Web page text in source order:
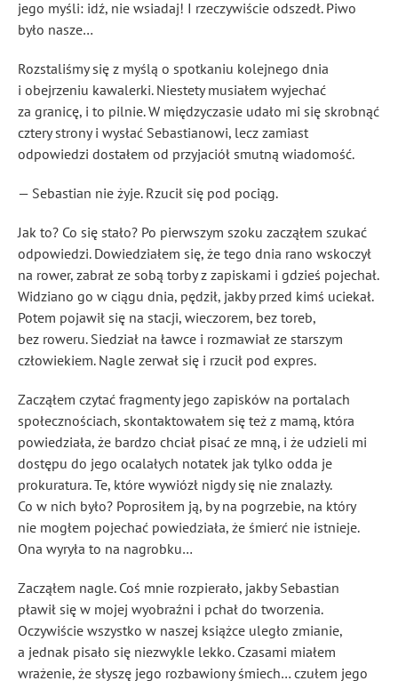
jego myśli: idź, nie wsiadaj! I rzeczywiście odszedł. Piwo
było nasze…
Rozstaliśmy się z myślą o spotkaniu kolejnego dnia
i obejrzeniu kawalerki. Niestety musiałem wyjechać
za granicę, i to pilnie. W międzyczasie udało mi się skrobnąć
cztery strony i wysłać Sebastianowi, lecz zamiast
odpowiedzi dostałem od przyjaciół smutną wiadomość.
— Sebastian nie żyje. Rzucił się pod pociąg.
Jak to? Co się stało? Po pierwszym szoku zacząłem szukać
odpowiedzi. Dowiedziałem się, że tego dnia rano wskoczył
na rower, zabrał ze sobą torby z zapiskami i gdzieś pojechał.
Widziano go w ciągu dnia, pędził, jakby przed kimś uciekał.
Potem pojawił się na stacji, wieczorem, bez toreb,
bez roweru. Siedział na ławce i rozmawiał ze starszym
człowiekiem. Nagle zerwał się i rzucił pod expres.
Zacząłem czytać fragmenty jego zapisków na portalach
społecznościach, skontaktowałem się też z mamą, która
powiedziała, że bardzo chciał pisać ze mną, i że udzieli mi
dostępu do jego ocalałych notatek jak tylko odda je
prokuratura. Te, które wywiózł nigdy się nie znalazły.
Co w nich było? Poprosiłem ją, by na pogrzebie, na który
nie mogłem pojechać powiedziała, że śmierć nie istnieje.
Ona wyryła to na nagrobku…
Zacząłem nagle. Coś mnie rozpierało, jakby Sebastian
pławił się w mojej wyobraźni i pchał do tworzenia.
Oczywiście wszystko w naszej książce uległo zmianie,
a jednak pisało się niezwykle lekko. Czasami miałem
wrażenie, że słyszę jego rozbawiony śmiech… czułem jego